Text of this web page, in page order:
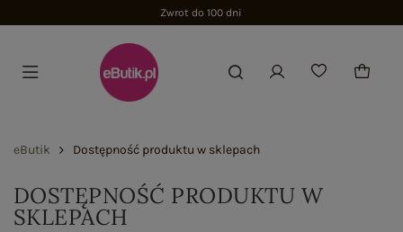
Zwrot do 100 dni
eButik Dostępność produktu w sklepach
DOSTĘPNOŚĆ PRODUKTU W
SKLEPACH